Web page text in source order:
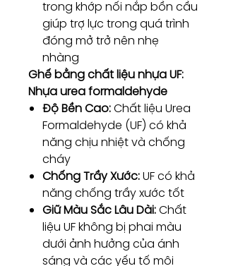
trong khớp nối nắp bồn cầu
giúp trợ lực trong quá trình
đóng mở trở nên nhẹ
nhàng
Ghế bằng chất liệu nhựa UF:
Nhựa urea formaldehyde
Độ Bền Cao:Chất liệu Urea
Formaldehyde (UF) có khả
năng chịu nhiệt và chống
cháy
Chống Trầy Xước:UF có khả
năng chống trầy xước tốt
Giữ Màu Sắc Lâu Dài:Chất
liệu UF không bị phai màu
dưới ảnh hưởng của ánh
sáng và các yếu tố môi